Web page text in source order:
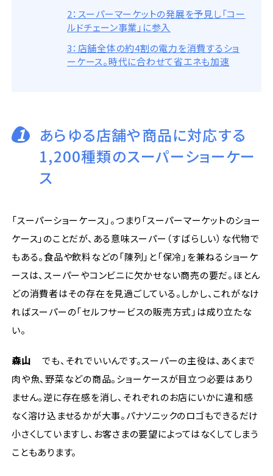
2：スーパーマーケットの発展を予見し「コー
ルドチェーン事業」に参入
3：店舗全体の約4割の電力を消費するショ
ーケース。時代に合わせて省エネも加速
1
あらゆる店舗や商品に対応する
1,200種類のスーパーショーケー
ス
「スーパーショーケース」。つまり「スーパーマーケットのショー
ケース」のことだが、ある意味スーパー（すばらしい）な代物で
もある。食品や飲料などの「陳列」と「保冷」を兼ねるショーケ
ースは、スーパーやコンビニに欠かせない商売の要だ。ほとん
どの消費者はその存在を見過ごしている。しかし、これがなけ
ればスーパーの「セルフサービスの販売方式」は成り立たな
い。
森山
でも、それでいいんです。スーパーの主役は、あくまで
肉や魚、野菜などの商品。ショーケースが目立つ必要はあり
ません。逆に存在感を消し、それぞれのお店にいかに違和感
なく溶け込ませるかが大事。パナソニックのロゴもできるだけ
小さくしていますし、お客さまの要望によってはなくしてしまう
こともあります。